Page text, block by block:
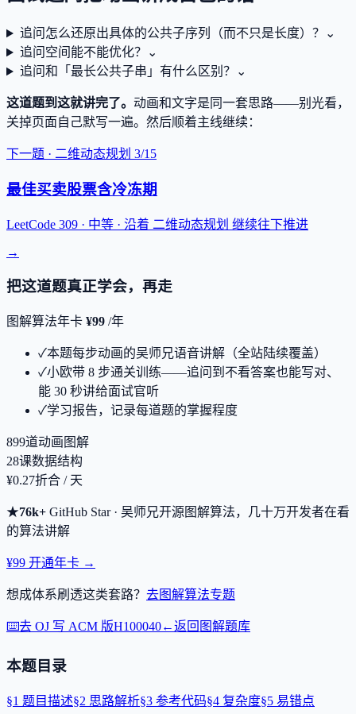
追问 怎么还原出具体的公共子序列（而不只是长度）？
⌄
追问 空间能不能优化？
⌄
追问和「最长公共子串」有什么区别？ ⌄
这道题到这就讲完了。 动画和文字是同一套思路——别光看，
关掉页面自己默写一遍。 然后顺着主线继续：
下一题 · 二维动态规划 3/15
最佳买卖股票含冷冻期
LeetCode 309 · 中等 · 沿着 二维动态规划 继续往下推进
→
把这道题真正学会，再走
图解算法年卡 ¥99 /年
✓本题每步动画的吴师兄语音讲解（全站陆续覆盖）
✓小欧带 8 步通关训练——追问到不看答案也能写对、
能 30 秒讲给面试官听
✓学习报告，记录每道题的掌握程度
899道动画图解
28课数据结构
¥0.27折合 / 天
★76k+ GitHub Star · 吴师兄开源图解算法，几十万开发者在看
的算法讲解
¥99 开通年卡 →
想成体系刷透这类套路？ 去图解算法专题
⌨️去 OJ 写 ACM 版H100040←返回图解题库
本题目录
§1 题目描述§2 思路解析§3 参考代码§4 复杂度§5 易错点